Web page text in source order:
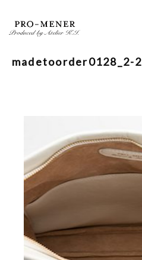
content
madetoorder0128_2-2